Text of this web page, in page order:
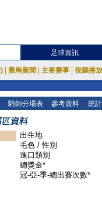
足球資訊
賽馬新聞 主要賽事 視聽播
騎師分場表 參考資料 統
出生地
毛色 / 性別
進口類別
總獎金*
冠-亞-季-總出賽次數*